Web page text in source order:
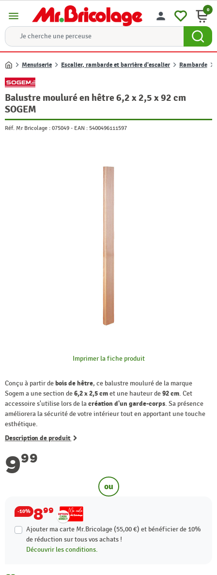
menu person 0
Accueil
Menuiserie Escalier, rambarde et barrière d'escalier Rambarde
Balustre mouluré en hêtre 6,2 x 2,5 x 92 cm
SOGEM
Réf. Mr Bricolage : 075049 - EAN : 5400496111597
Imprimer la fiche produit
Conçu à partir debois de hêtre, ce balustre mouluré de la marque
Sogem a une section de6,2 x 2,5 cmet une hauteur de92 cm. Cet
accessoire s'utilise lors de lacréation d'un garde-corps. Sa présence
améliorera la sécurité de votre intérieur tout en apportant une touche
esthétique.
Description de produit
999
ou
-10% 899
Ajouter ma carte Mr.Bricolage (55,00 €) et bénéficier de 10%
de réduction sur tous vos achats !
Découvrir les conditions.